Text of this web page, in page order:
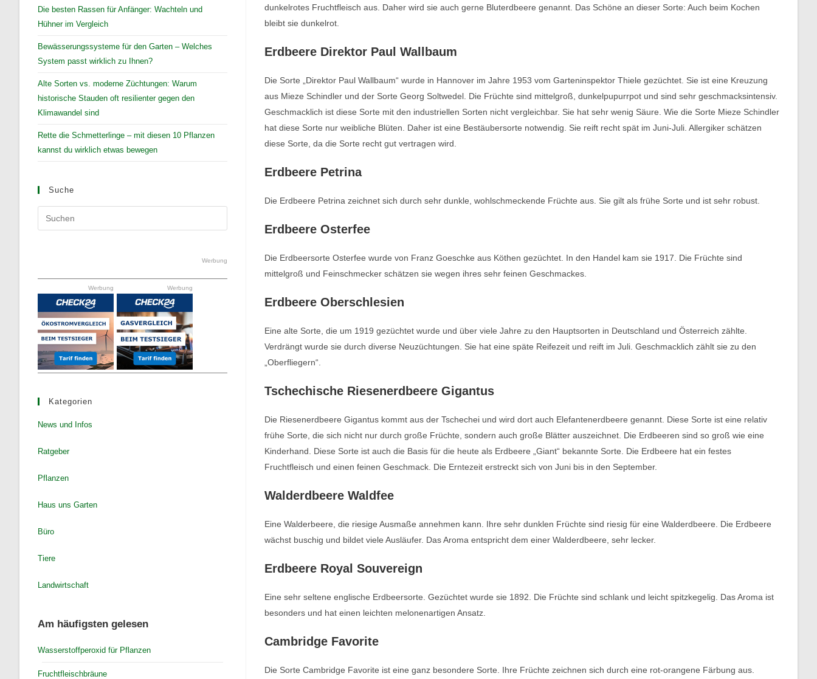
dunkelrotes Fruchtfleisch aus. Daher wird sie auch gerne Bluterdbeere genannt. Das Schöne an dieser Sorte: Auch beim Kochen
bleibt sie dunkelrot.
Erdbeere Direktor Paul Wallbaum
Die Sorte „Direktor Paul Wallbaum“ wurde in Hannover im Jahre 1953 vom Garteninspektor Thiele gezüchtet. Sie ist eine Kreuzung
aus Mieze Schindler und der Sorte Georg Soltwedel. Die Früchte sind mittelgroß, dunkelpupurrpot und sind sehr geschmacksintensiv.
Geschmacklich ist diese Sorte mit den industriellen Sorten nicht vergleichbar. Sie hat sehr wenig Säure. Wie die Sorte Mieze Schindler
hat diese Sorte nur weibliche Blüten. Daher ist eine Bestäubersorte notwendig. Sie reift recht spät im Juni-Juli. Allergiker schätzen
diese Sorte, da die Sorte recht gut vertragen wird.
Erdbeere Petrina
Die Erdbeere Petrina zeichnet sich durch sehr dunkle, wohlschmeckende Früchte aus. Sie gilt als frühe Sorte und ist sehr robust.
Erdbeere Osterfee
Die Erdbeersorte Osterfee wurde von Franz Goeschke aus Köthen gezüchtet. In den Handel kam sie 1917. Die Früchte sind
mittelgroß und Feinschmecker schätzen sie wegen ihres sehr feinen Geschmackes.
Erdbeere Oberschlesien
Eine alte Sorte, die um 1919 gezüchtet wurde und über viele Jahre zu den Hauptsorten in Deutschland und Österreich zählte.
Verdrängt wurde sie durch diverse Neuzüchtungen. Sie hat eine späte Reifezeit und reift im Juli. Geschmacklich zählt sie zu den
„Oberfliegern“.
Tschechische Riesenerdbeere Gigantus
Die Riesenerdbeere Gigantus kommt aus der Tschechei und wird dort auch Elefantenerdbeere genannt. Diese Sorte ist eine relativ
frühe Sorte, die sich nicht nur durch große Früchte, sondern auch große Blätter auszeichnet. Die Erdbeeren sind so groß wie eine
Kinderhand. Diese Sorte ist auch die Basis für die heute als Erdbeere „Giant“ bekannte Sorte. Die Erdbeere hat ein festes
Fruchtfleisch und einen feinen Geschmack. Die Erntezeit erstreckt sich von Juni bis in den September.
Walderdbeere Waldfee
Eine Walderbeere, die riesige Ausmaße annehmen kann. Ihre sehr dunklen Früchte sind riesig für eine Walderdbeere. Die Erdbeere
wächst buschig und bildet viele Ausläufer. Das Aroma entspricht dem einer Walderdbeere, sehr lecker.
Erdbeere Royal Souvereign
Eine sehr seltene englische Erdbeersorte. Gezüchtet wurde sie 1892. Die Früchte sind schlank und leicht spitzkegelig. Das Aroma ist
besonders und hat einen leichten melonenartigen Ansatz.
Cambridge Favorite
Die Sorte Cambridge Favorite ist eine ganz besondere Sorte. Ihre Früchte zeichnen sich durch eine rot-orangene Färbung aus.
Die besten Rassen für Anfänger: Wachteln und
Hühner im Vergleich
Bewässerungssysteme für den Garten – Welches
System passt wirklich zu Ihnen?
Alte Sorten vs. moderne Züchtungen: Warum
historische Stauden oft resilienter gegen den
Klimawandel sind
Rette die Schmetterlinge – mit diesen 10 Pflanzen
kannst du wirklich etwas bewegen
Suche
Escape
close
the
Werbung
Werbung Werbung
Kategorien
News und Infos
Ratgeber
Pflanzen
Haus uns Garten
Büro
Tiere
Landwirtschaft
Am häufigsten gelesen
Wasserstoffperoxid für Pflanzen
Fruchtfleischbräune